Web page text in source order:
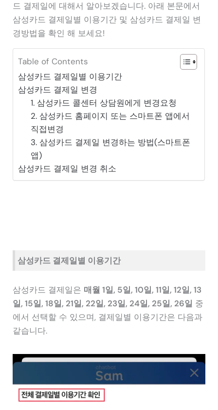
드 결제일에 대해서 알아보겠습니다. 아래 본문에서
삼성카드 결제일별 이용기간 및 삼성카드 결제일 변
경방법을 확인 해 보세요!
Table of Contents
삼성카드 결제일별 이용기간
삼성카드 결제일 변경
1. 삼성카드 콜센터 상담원에게 변경요청
2. 삼성카드 홈페이지 또는 스마트폰 앱에서
직접변경
3. 삼성카드 결제일 변경하는 방법(스마트폰
앱)
삼성카드 결제일 변경 취소
삼성카드 결제일별 이용기간
삼성카드 결제일은 매월 1일, 5일, 10일, 11일, 12일, 13
일, 15일, 18일, 21일, 22일, 23일, 24일, 25일, 26일 중
에서 선택할 수 있으며, 결제일별 이용기간은 다음과
같습니다.